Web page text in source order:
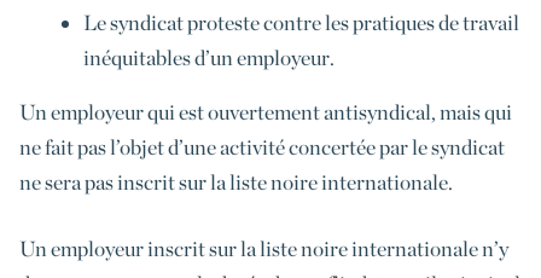
Le syndicat proteste contre les pratiques de travail
inéquitables d’un employeur.
Un employeur qui est ouvertement antisyndical, mais qui
ne fait pas l’objet d’une activité concertée par le syndicat
ne sera pas inscrit sur la liste noire internationale.
Un employeur inscrit sur la liste noire internationale n’y